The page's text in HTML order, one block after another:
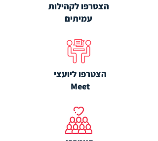
הצטרפו לקהילות
עמיתים
הצטרפו ליועצי
Meet